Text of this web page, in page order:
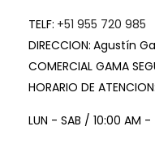
TELF: +51 955 720 985
DIRECCION: Agustín
COMERCIAL GAMA
HORARIO DE ATENCION:
LUN - SAB / 10:00 AM -